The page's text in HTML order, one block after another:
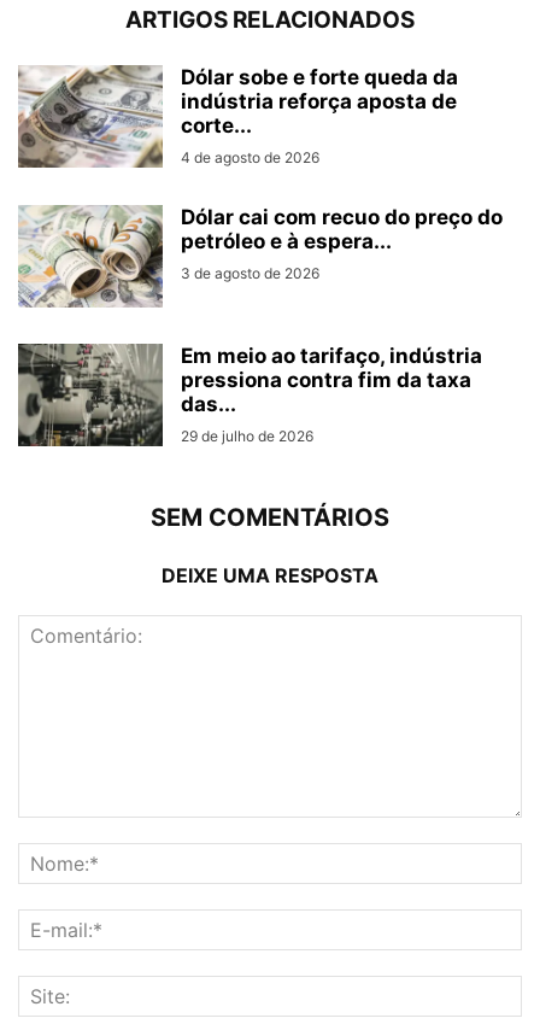
ARTIGOS RELACIONADOS
Dólar sobe e forte queda da
indústria reforça aposta de
corte...
4 de agosto de 2026
Dólar cai com recuo do preço do
petróleo e à espera...
3 de agosto de 2026
Em meio ao tarifaço, indústria
pressiona contra fim da taxa
das...
29 de julho de 2026
SEM COMENTÁRIOS
DEIXE UMA RESPOSTA